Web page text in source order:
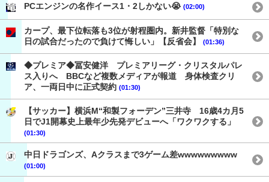
PCエンジンの名作イース1・2しかない😭 (02:00)
カープ、最下位転落も3位が射程圏内。新井監督「特別な
日の試合だったので負けて悔しい」【反省会】
(01:36)
◆プレミア◆冨安健洋 プレミアリーグ・クリスタルパレ
ス入りへ BBCなど複数メディアが報道 身体検査クリ
ア、一両日中に正式契約 (01:30)
【サッカー】横浜M“和製フォーデン”三井寺 16歳4カ月5
日でJ1開幕史上最年少先発デビューへ「ワクワクする」
(01:30)
中日ドラゴンズ、Aクラスまで3ゲーム差wwwwwwwww
(01:00)